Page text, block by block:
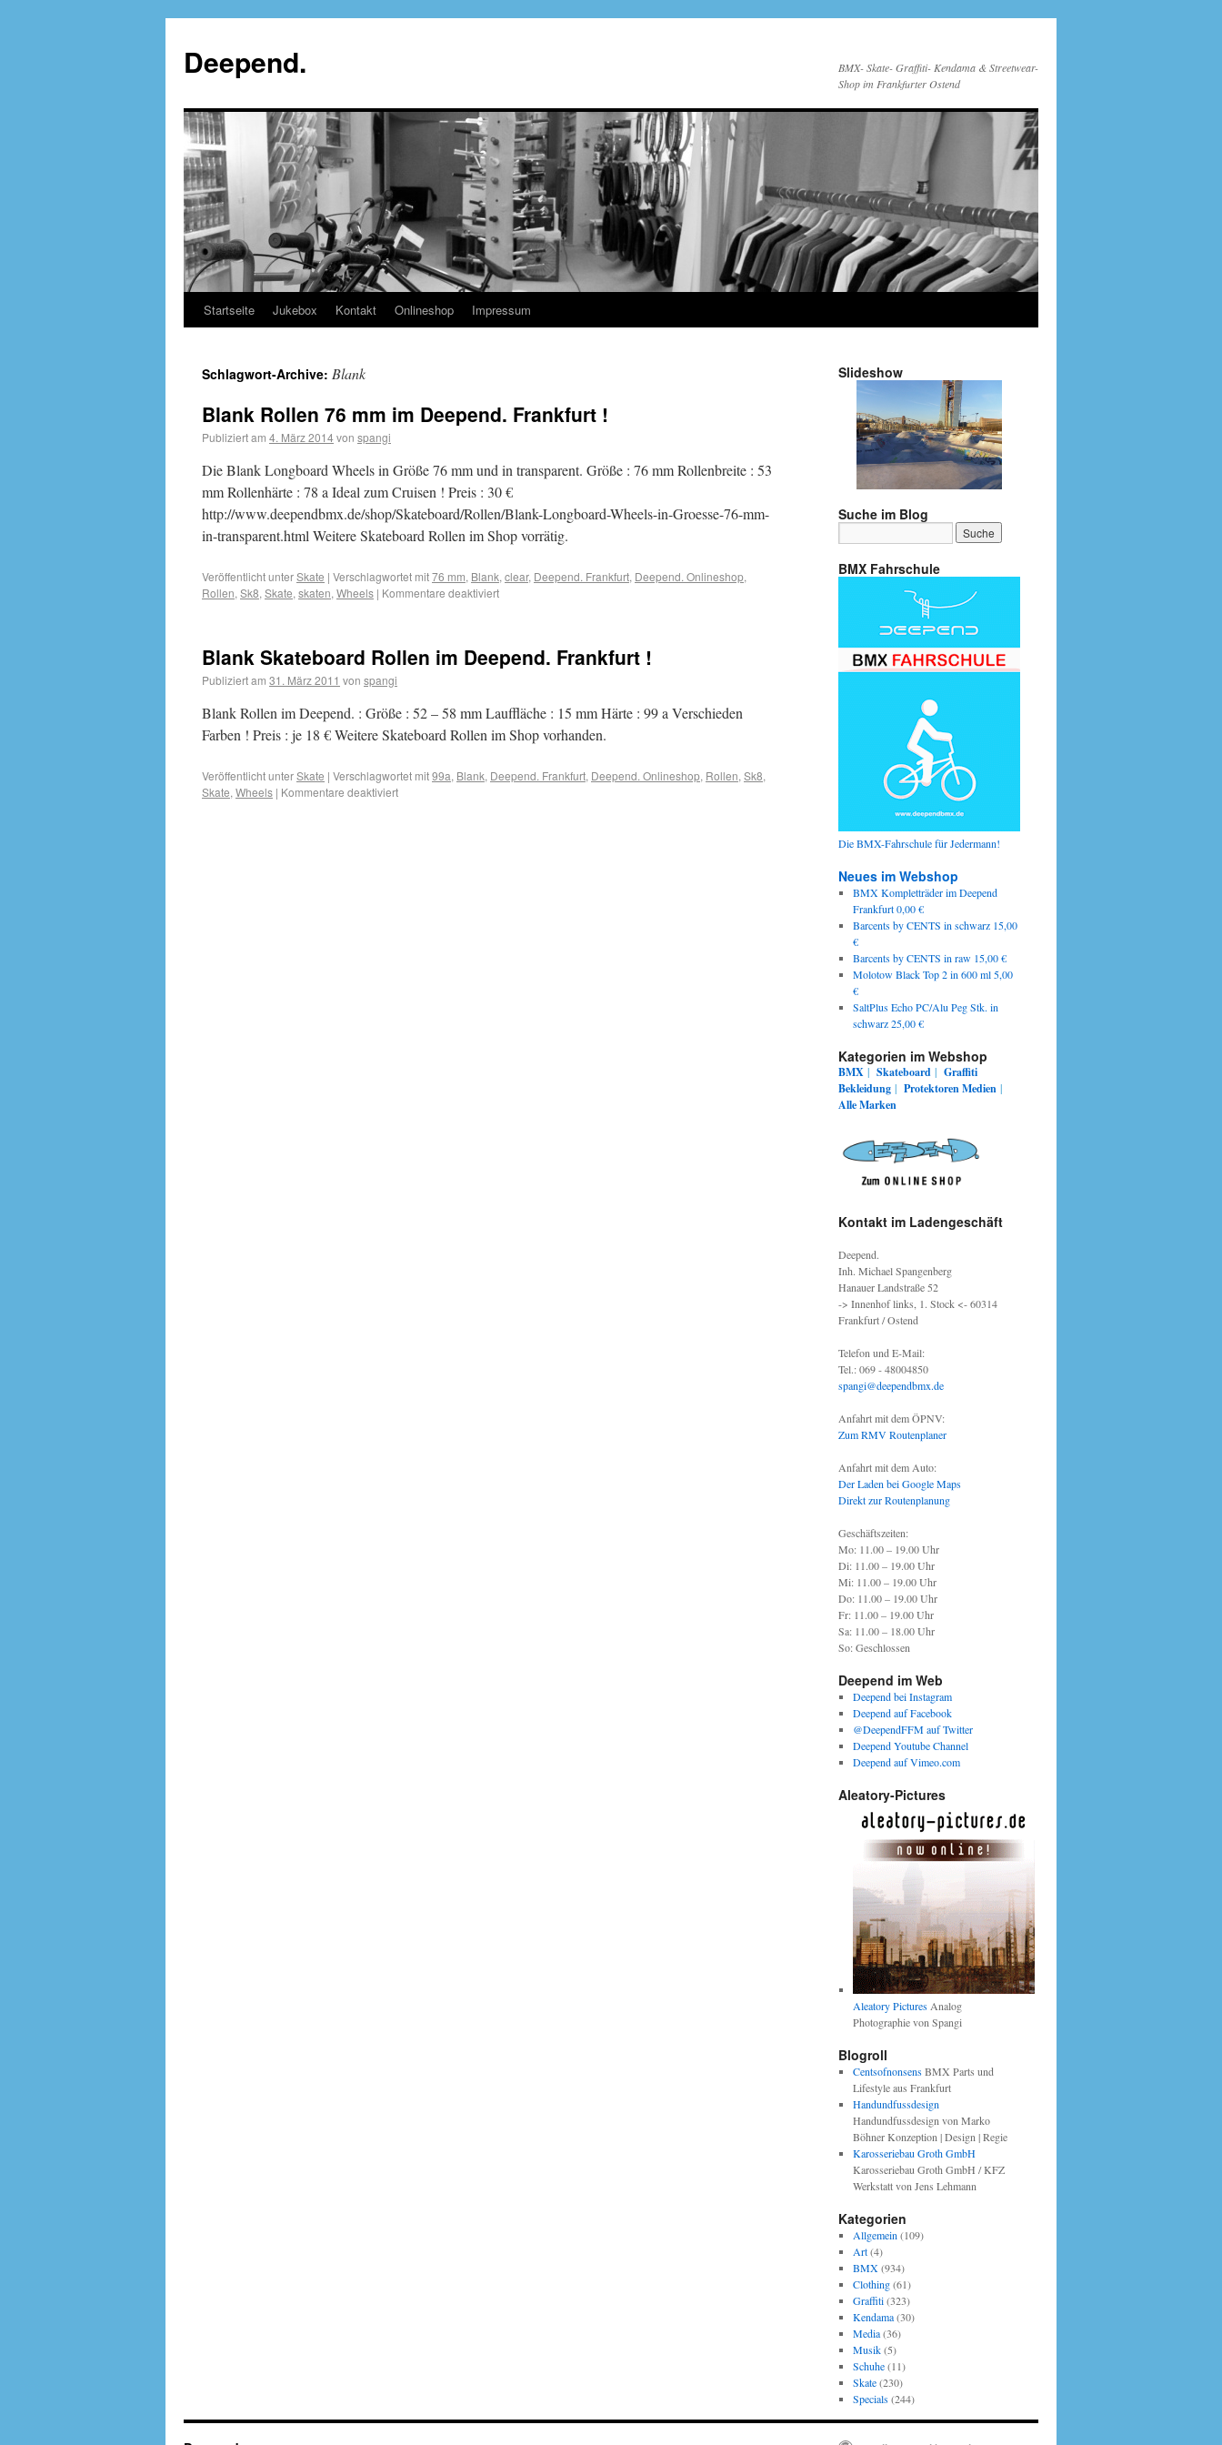
Deepend.
BMX- Skate- Graffiti- Kendama & Streetwear-
Shop im Frankfurter Ostend
Startseite Jukebox Kontakt Onlineshop Impressum
Schlagwort-Archive: Blank
Blank Rollen 76 mm im Deepend. Frankfurt !
Publiziert am 4. März 2014von spangi
Die Blank Longboard Wheels in Größe 76 mm und in transparent. Größe : 76 mm Rollenbreite : 53
mm Rollenhärte : 78 a Ideal zum Cruisen ! Preis : 30 €
http://www.deependbmx.de/shop/Skateboard/Rollen/Blank-Longboard-Wheels-in-Groesse-76-mm-
in-transparent.html Weitere Skateboard Rollen im Shop vorrätig.
Veröffentlicht unterSkate | Verschlagwortet mit76 mm, Blank, clear, Deepend. Frankfurt, Deepend. Onlineshop,
Rollen, Sk8, Skate, skaten, Wheels | Kommentare deaktiviert
Blank Skateboard Rollen im Deepend. Frankfurt !
Publiziert am 31. März 2011 von spangi
Blank Rollen im Deepend. : Größe : 52 – 58 mm Lauffläche : 15 mm Härte : 99 a Verschieden
Farben ! Preis : je 18 € Weitere Skateboard Rollen im Shop vorhanden.
Veröffentlicht unterSkate | Verschlagwortet mit99a, Blank, Deepend. Frankfurt, Deepend. Onlineshop, Rollen, Sk8,
Skate, Wheels | Kommentare deaktiviert
Slideshow
Suche im Blog
BMX Fahrschule
Die BMX-Fahrschule für Jedermann!
Neues im Webshop
BMX Kompletträder im Deepend
Frankfurt 0,00 €
Barcents by CENTS in schwarz 15,00
€
Barcents by CENTS in raw 15,00 €
Molotow Black Top 2 in 600 ml 5,00
€
SaltPlus Echo PC/Alu Peg Stk. in
schwarz 25,00 €
Kategorien im Webshop
BMX | Skateboard | Graffiti
Bekleidung | ProtektorenMedien |
Alle Marken
Kontakt im Ladengeschäft
Deepend.
Inh. Michael Spangenberg
Hanauer Landstraße 52
-> Innenhof links, 1. Stock <- 60314
Frankfurt / Ostend
Telefon und E-Mail:
Tel.: 069 - 48004850
spangi@deependbmx.de
Anfahrt mit dem ÖPNV:
Zum RMV Routenplaner
Anfahrt mit dem Auto:
Der Laden bei Google Maps
Direkt zur Routenplanung
Geschäftszeiten:
Mo: 11.00 – 19.00 Uhr
Di: 11.00 – 19.00 Uhr
Mi: 11.00 – 19.00 Uhr
Do: 11.00 – 19.00 Uhr
Fr: 11.00 – 19.00 Uhr
Sa: 11.00 – 18.00 Uhr
So: Geschlossen
Deepend im Web
Deepend bei Instagram
Deepend auf Facebook
@DeependFFM auf Twitter
Deepend Youtube Channel
Deepend auf Vimeo.com
Aleatory-Pictures
Aleatory PicturesAnalog
Photographie von Spangi
Blogroll
CentsofnonsensBMX Parts und
Lifestyle aus Frankfurt
Handundfussdesign
Handundfussdesign von Marko
Böhner Konzeption | Design | Regie
Karosseriebau Groth GmbH
Karosseriebau Groth GmbH / KFZ
Werkstatt von Jens Lehmann
Kategorien
Allgemein (109)
Art(4)
BMX(934)
Clothing(61)
Graffiti(323)
Kendama(30)
Media(36)
Musik(5)
Schuhe(11)
Skate(230)
Specials(244)